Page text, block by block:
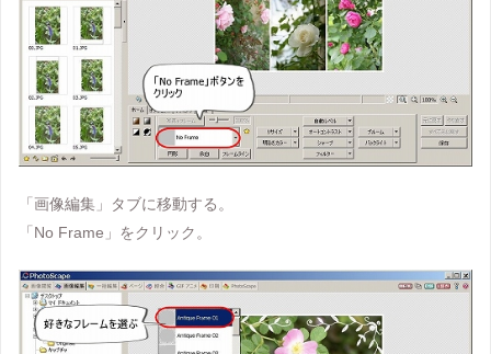
「画像編集」タブに移動する。
「No Frame」をクリック。